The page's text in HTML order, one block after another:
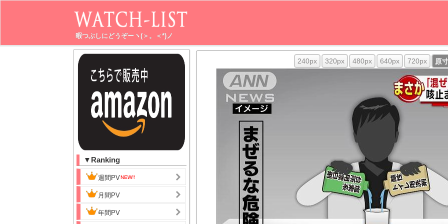
暇つぶしにどうぞーヽ(＞。＜*)ノ
▼Ranking
週間PV
月間PV
年間PV
240px 320px 480px 640px 720px 原